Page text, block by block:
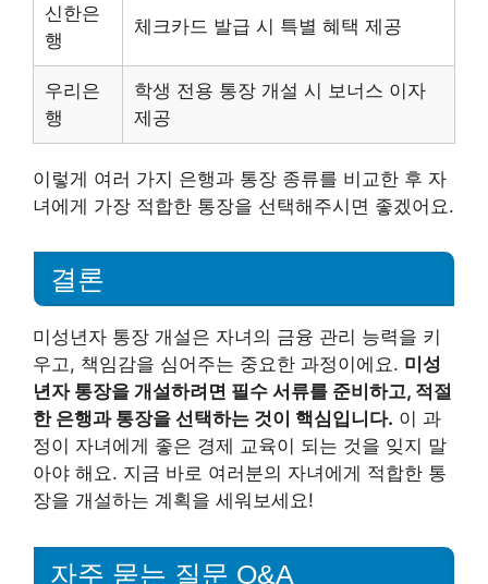
신한은
행
체크카드 발급 시 특별 혜택 제공
우리은
행
학생 전용 통장 개설 시 보너스 이자
제공
이렇게 여러 가지 은행과 통장 종류를 비교한 후 자
녀에게 가장 적합한 통장을 선택해주시면 좋겠어요.
결론
미성년자 통장 개설은 자녀의 금융 관리 능력을 키
우고, 책임감을 심어주는 중요한 과정이에요. 미성
년자 통장을 개설하려면 필수 서류를 준비하고, 적절
한 은행과 통장을 선택하는 것이 핵심입니다. 이 과
정이 자녀에게 좋은 경제 교육이 되는 것을 잊지 말
아야 해요. 지금 바로 여러분의 자녀에게 적합한 통
장을 개설하는 계획을 세워보세요!
자주 묻는 질문 Q&A